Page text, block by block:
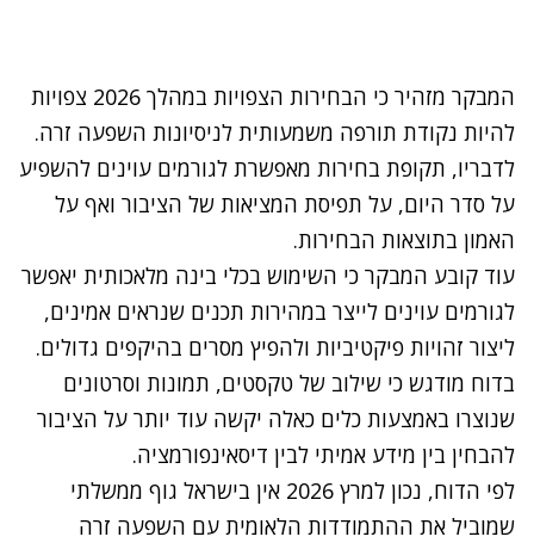
המבקר מזהיר כי הבחירות הצפויות במהלך 2026 צפויות
להיות נקודת תורפה משמעותית לניסיונות השפעה זרה.
לדבריו, תקופת בחירות מאפשרת לגורמים עוינים להשפיע
על סדר היום, על תפיסת המציאות של הציבור ואף על
האמון בתוצאות הבחירות.
עוד קובע המבקר כי השימוש בכלי בינה מלאכותית יאפשר
לגורמים עוינים לייצר במהירות תכנים שנראים אמינים,
ליצור זהויות פיקטיביות ולהפיץ מסרים בהיקפים גדולים.
בדוח מודגש כי שילוב של טקסטים, תמונות וסרטונים
שנוצרו באמצעות כלים כאלה יקשה עוד יותר על הציבור
להבחין בין מידע אמיתי לבין דיסאינפורמציה.
לפי הדוח, נכון למרץ 2026 אין בישראל גוף ממשלתי
שמוביל את ההתמודדות הלאומית עם השפעה זרה